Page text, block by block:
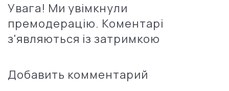
Увага! Ми увімкнули
премодерацію. Коментарі
з'являються із затримкою
Добавить комментарий